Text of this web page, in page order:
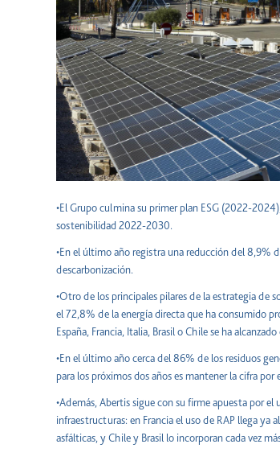
•El Grupo culmina su primer plan ESG (2022-
sostenibilidad 2022-2030.
•En el último año registra una reducción del 8,9%
descarbonización.
•Otro de los principales pilares de la estrategia de
el 72,8% de la energía directa que ha consumido
España, Francia, Italia, Brasil o Chile se ha
•En el último año cerca del 86% de los residuos
para los próximos dos años es mantener la cifra
•Además, Abertis sigue con su firme apuesta por
infraestructuras: en Francia el uso de RAP llega
asfálticas, y Chile y Brasil lo incorporan cada vez